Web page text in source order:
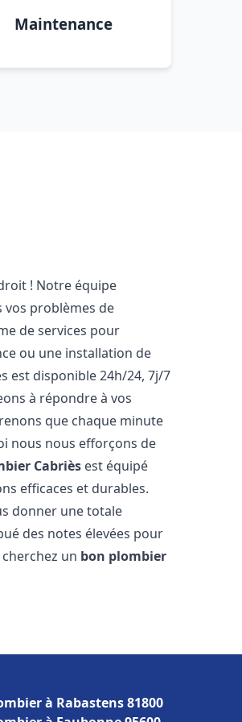
Maintenance
! Notre équipe
problèmes de
de services pour
ou une installation de
est disponible 24h/24, 7j/7
à répondre à vos
que chaque minute
nous nous efforçons de
Cabriès est équipé
efficaces et durables.
donner une totale
des notes élevées pour
un bon plombier
à Rabastens 81800